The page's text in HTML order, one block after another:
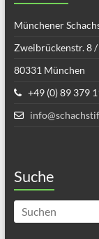
Münchener
Zweibrückenstr. 8 /
80331 München
+49 (0) 89 379
Suche